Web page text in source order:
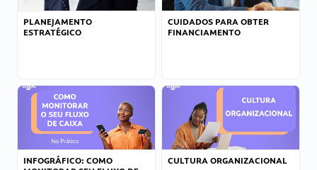
PLANEJAMENTO
ESTRATÉGICO
CUIDADOS PARA OBTER
FINANCIAMENTO
INFOGRÁFICO: COMO
CULTURA ORGANIZACIONAL